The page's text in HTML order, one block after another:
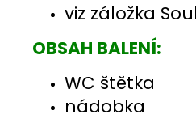
viz záložka
OBSAH BALENÍ:
WC štětka
nádobka